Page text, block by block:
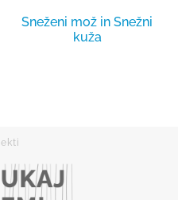
Sneženi mož in Snežni
kuža